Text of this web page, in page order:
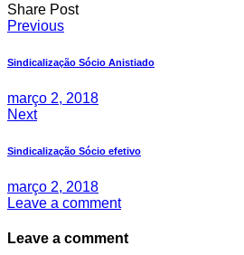
Share Post
Navegação
de
Previous
Sindicalização Sócio Anistiado
março 2, 2018
Next
Sindicalização Sócio efetivo
março 2, 2018
Leave a comment
Leave a comment